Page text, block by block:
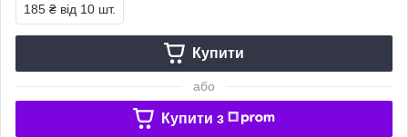
185 ₴ від 10 шт.
Купити
або
Купити з